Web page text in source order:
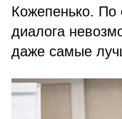
Кожепенько. По
диалога
даже самые